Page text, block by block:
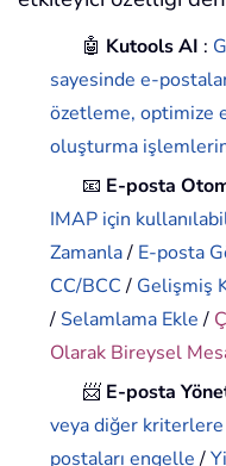
🤖 Kutools AI :
sayesinde e-
özetleme, optimize
oluşturma
📧 E-posta
IMAP için
Zamanla/ E-posta
CC/BCC/ Gelişmiş
/ Selamlama Ekle/
Olarak Bireysel
📨 E-posta
veya diğer kriterlere
postaları engelle/